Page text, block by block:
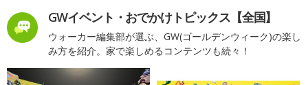
GWイベント・おでかけトピックス【全国】
ウォーカー編集部が選ぶ、GW(ゴールデンウィーク)の楽し
み方を紹介。家で楽しめるコンテンツも続々！